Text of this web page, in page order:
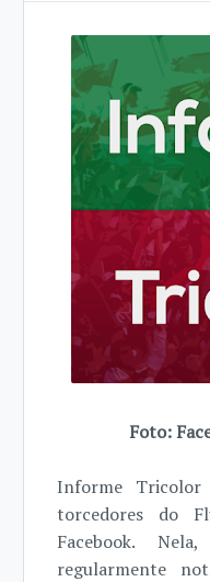
Foto:
Informe
torcedores do
Facebook.
regularmente